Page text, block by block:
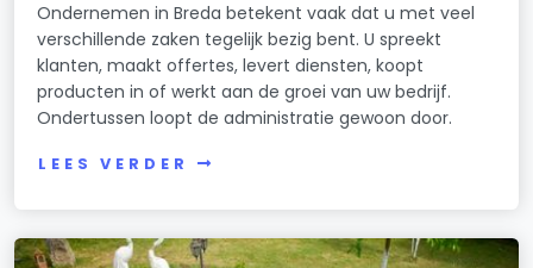
Ondernemen in Breda betekent vaak dat u met veel
verschillende zaken tegelijk bezig bent. U spreekt
klanten, maakt offertes, levert diensten, koopt
producten in of werkt aan de groei van uw bedrijf.
Ondertussen loopt de administratie gewoon door.
LEES VERDER